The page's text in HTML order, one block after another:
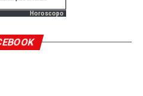
Horoscopo